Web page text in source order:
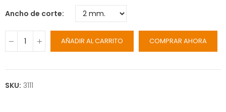
Ancho de corte
AÑADIR AL CARRITO COMPRAR AHORA
SKU: 3111